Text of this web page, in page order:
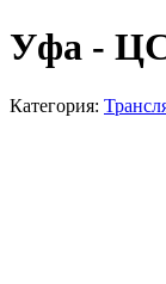
Уфа -
Категория: